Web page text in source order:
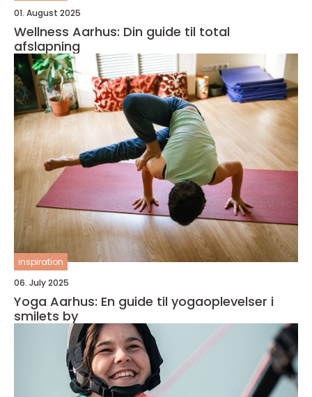
01. August 2025
Wellness Aarhus: Din guide til total
afslapning
inspiration
06. July 2025
Yoga Aarhus: En guide til yogaoplevelser i
smilets by